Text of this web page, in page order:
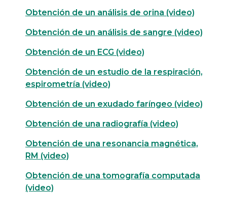
Obtención de un análisis de orina (video)
Obtención de un análisis de sangre (video)
Obtención de un ECG (video)
Obtención de un estudio de la respiración,
espirometría (video)
Obtención de un exudado faríngeo (video)
Obtención de una radiografía (video)
Obtención de una resonancia magnética,
RM (video)
Obtención de una tomografía computada
(video)